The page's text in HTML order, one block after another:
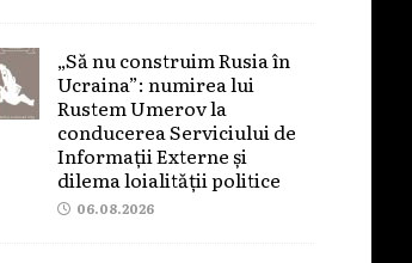
„Să nu construim Rusia în
Ucraina”: numirea lui
Rustem Umerov la
conducerea Serviciului de
Informații Externe și
dilema loialității politice
06.08.2026